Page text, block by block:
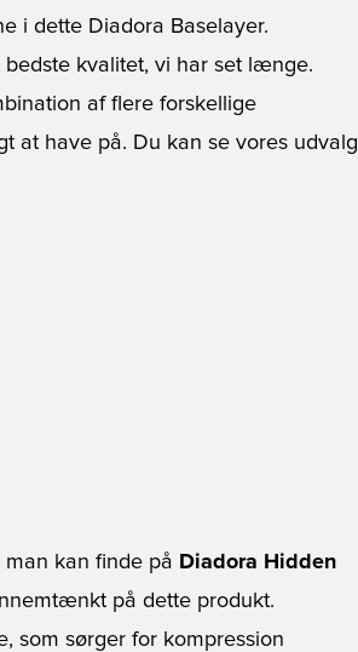
i dette Diadora Baselayer.
kvalitet, vi har set længe.
af flere forskellige
at have på. Du kan se vores udvalg
kan finde på Diadora Hidden
på dette produkt.
som sørger for kompression